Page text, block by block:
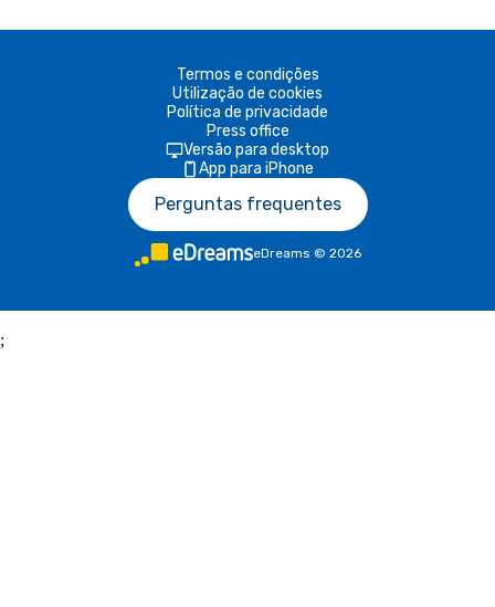
Termos e condições
Utilização de cookies
Política de privacidade
Press office
Versão para desktop
App para iPhone
Perguntas frequentes
eDreams © 2026
;